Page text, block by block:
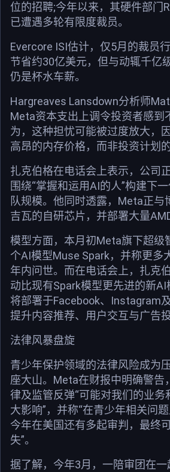
位的招聘;今年以来，其硬件部门
已遭遇多轮有限度裁员。
Evercore ISI估计，仅5月的裁员
节省约30亿美元，但与动辄千亿
仍是杯水车薪。
Hargreaves Lansdown分析师
Meta资本支出上调令投资者感到
为，这种担忧可能被过度放大，
高昂的内存价格，而非投资计划
扎克伯格在电话会上表示，公司
围绕“掌握和运用AI的人”构建下
队规模。他同时透露，Meta正与
吉瓦的自研芯片，并部署大量
模型方面，本月初Meta旗下超级
个AI模型Muse Spark，并称更多
年内问世。而在电话会上，扎克
动比现有Spark模型更先进的新
将部署于Facebook、Instagram
提升内容推荐、用户交互与广告投
法律风暴盘旋
青少年保护领域的法律风险成为
座大山。Meta在财报中明确警告
律及监管反弹“可能对我们的业务
大影响”，并称“在青少年相关问
今年在美国还有多起审判，最终
失”。
据了解，今年3月，一陪审团在